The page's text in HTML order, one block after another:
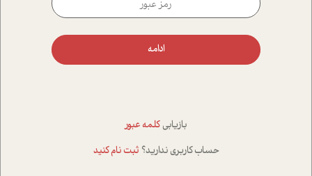
ادامه
بازیابی کلمه عبور
حساب کاربری ندارید؟ ثبت نام کنید